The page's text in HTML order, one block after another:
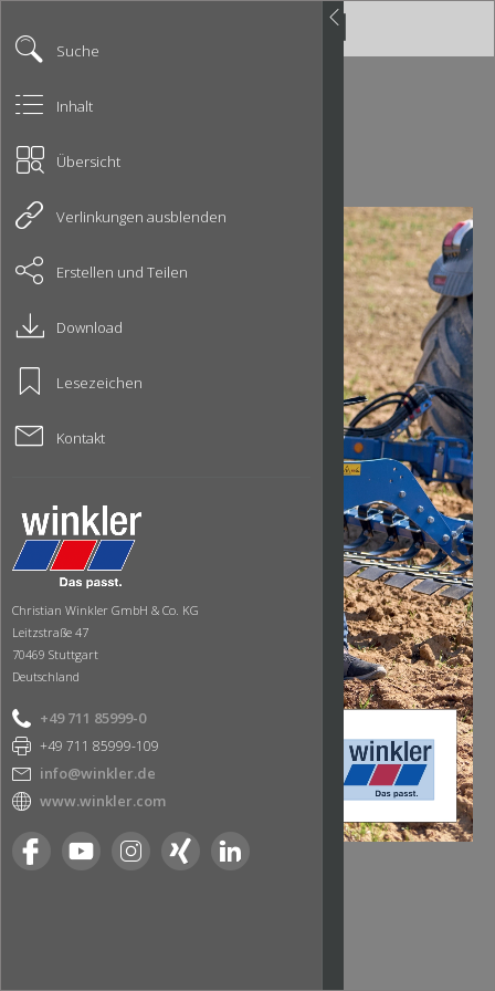
Suche
Inhalt
Übersicht
Verlinkungen ausblenden
Erstellen und Teilen
Download
Lesezeichen
Kontakt
Christian Winkler GmbH & Co. KG
Leitzstraße 47
70469 Stuttgart
Deutschland
+49 711 85999-0
+49 711 85999-109
info@winkler.de
www.winkler.com